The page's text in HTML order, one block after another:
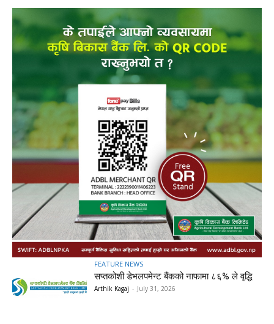
FEATURE NEWS
सप्तकोशी डेभलपमेन्ट बैंकको नाफामा ८६% ले वृद्धि
Arthik Kagaj - July 31, 2026